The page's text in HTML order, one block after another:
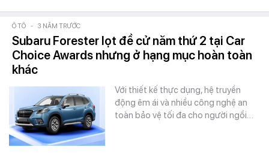
Ô TÔ - 3 NĂM TRƯỚC
Subaru Forester lọt đề cử năm thứ 2 tại Car
Choice Awards nhưng ở hạng mục hoàn toàn
khác
Với thiết kế thực dụng, hệ truyền
động êm ái và nhiều công nghệ an
toàn bảo vệ tối đa cho người ngồi…